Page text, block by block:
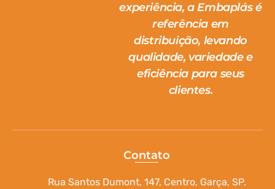
experiência, a Embaplás é
referência em
distribuição, levando
qualidade, variedade e
eficiência para seus
clientes.
Contato
Rua Santos Dumont, 147, Centro, Garça, SP.